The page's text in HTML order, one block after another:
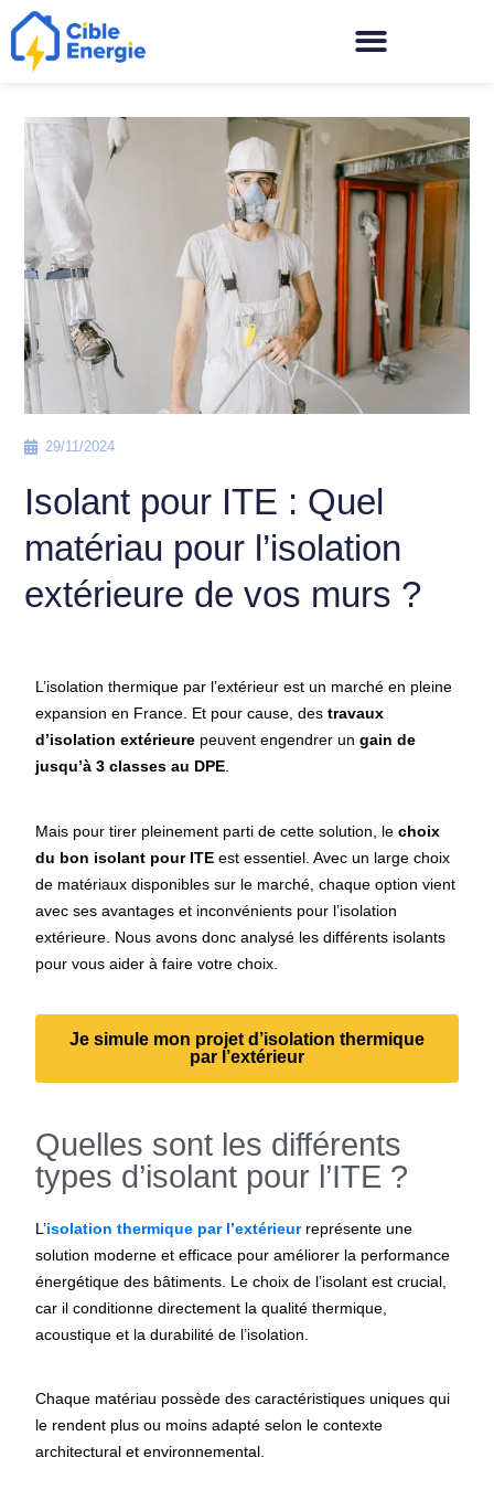
29/11/2024
Isolant pour ITE : Quel
matériau pour l’isolation
extérieure de vos murs ?
L’isolation thermique par l’extérieur est un marché en pleine
expansion en France. Et pour cause, destravaux
d’isolation extérieure peuvent engendrer ungain de
jusqu’à 3 classes au DPE
Mais pour tirer pleinement parti de cette solution, lechoix
du bon isolant pour ITE est essentiel. Avec un large choix
de matériaux disponibles sur le marché, chaque option vient
avec ses avantages et inconvénients pour l’isolation
extérieure. Nous avons donc analysé les différents isolants
pour vous aider à faire votre choix.
Je simule mon projet d’isolation thermique
par l’extérieur
Quelles sont les différents
types d’isolant pour l’ITE ?
L’isolation thermique par l’extérieur représente une
solution moderne et efficace pour améliorer la performance
énergétique des bâtiments. Le choix de l’isolant est crucial,
car il conditionne directement la qualité thermique,
acoustique et la durabilité de l’isolation.
Chaque matériau possède des caractéristiques uniques qui
le rendent plus ou moins adapté selon le contexte
architectural et environnemental.